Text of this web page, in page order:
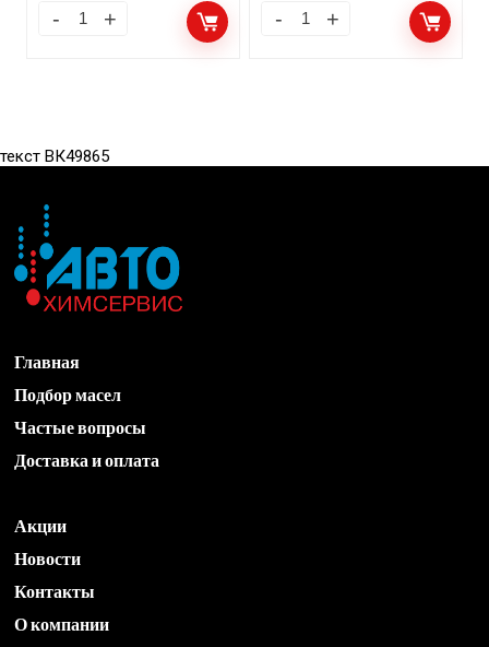
текст ВК49865
Главная
Подбор масел
Частые вопросы
Доставка и оплата
Акции
Новости
Контакты
О компании